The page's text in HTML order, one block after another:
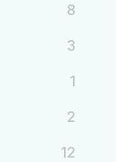
8
3
1
2
12